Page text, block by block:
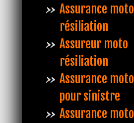
Assurance
résiliation
Assureur moto
résiliation
Assurance
pour sinistre
Assurance moto